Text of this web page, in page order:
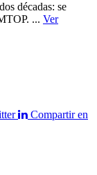
décadas: se
... Ver
Compartir en